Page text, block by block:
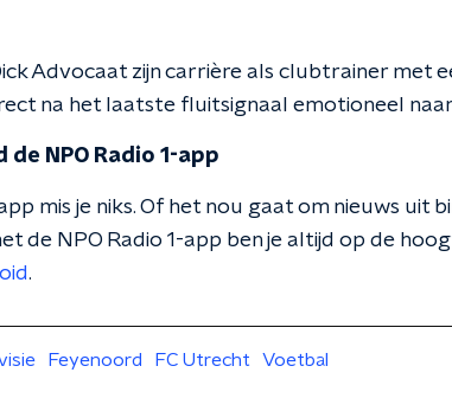
Advocaat zijn carrière als clubtrainer met
na het laatste fluitsignaal emotioneel
de NPO Radio 1-app
mis je niks. Of het nou gaat om nieuws uit
de NPO Radio 1-app ben je altijd op de
.
Feyenoord FC Utrecht Voetbal